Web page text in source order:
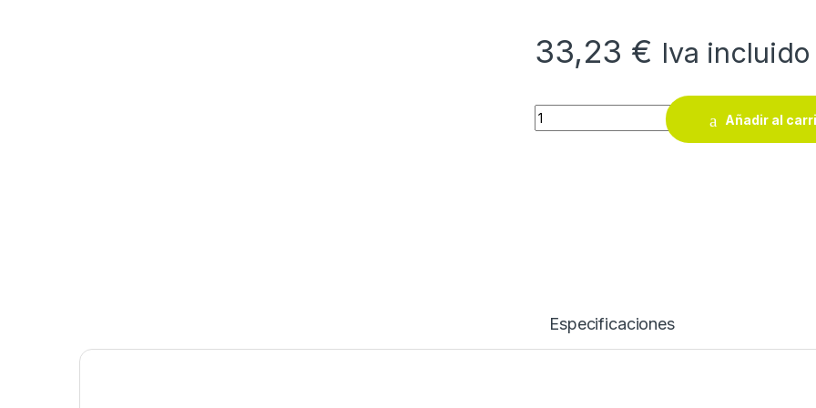
33,23 € Iva incluido
Calefactor eléctrico Jata termoventilador
Añadir al
Especificaciones